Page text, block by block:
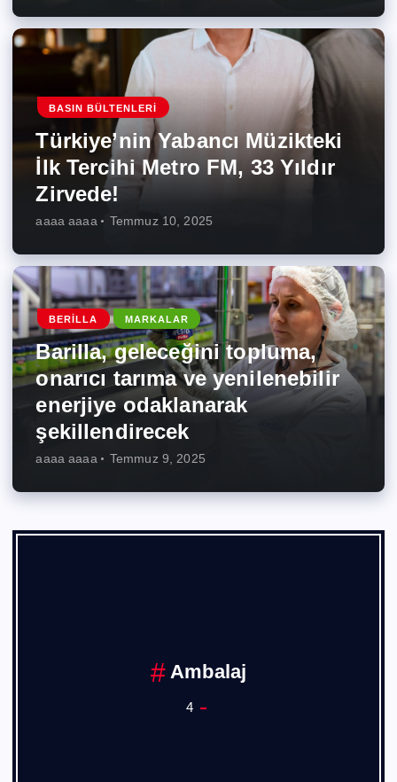
BASIN BÜLTENLERI
Türkiye’nin Yabancı Müzikteki
İlk Tercihi Metro FM, 33 Yıldır
Zirvede!
aaaa aaaa Temmuz 10, 2025
BERILLA MARKALAR
Barilla, geleceğini topluma,
onarıcı tarıma ve yenilenebilir
enerjiye odaklanarak
şekillendirecek
aaaa aaaa Temmuz 9, 2025
Ambalaj
4